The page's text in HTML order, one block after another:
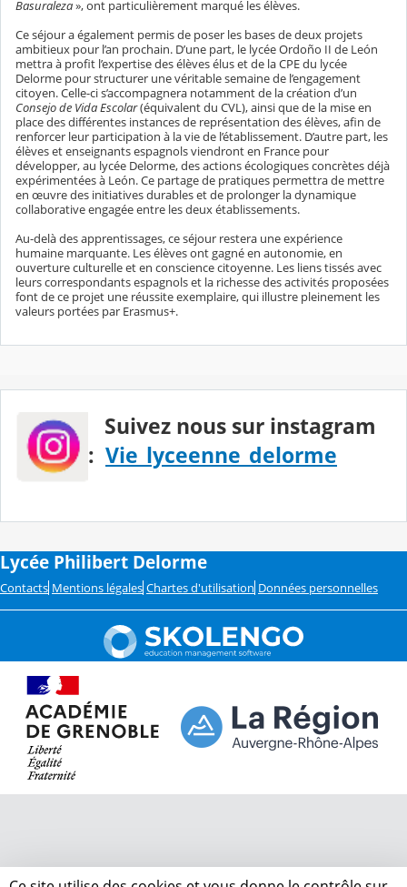
Basuraleza», ont particulièrement marqué les élèves.
Ce séjour a également permis de poser les bases de deux projets
ambitieux pour l’an prochain. D’une part, le lycée Ordoño II de León
mettra à profit l’expertise des élèves élus et de la CPE du lycée
Delorme pour structurer une véritable semaine de l’engagement
citoyen. Celle-ci s’accompagnera notamment de la création d’un
Consejo de Vida Escolar(équivalent du CVL), ainsi que de la mise en
place des différentes instances de représentation des élèves, afin de
renforcer leur participation à la vie de l’établissement. D’autre part, les
élèves et enseignants espagnols viendront en France pour
développer, au lycée Delorme, des actions écologiques concrètes déjà
expérimentées à León. Ce partage de pratiques permettra de mettre
en œuvre des initiatives durables et de prolonger la dynamique
collaborative engagée entre les deux établissements.
Au-delà des apprentissages, ce séjour restera une expérience
humaine marquante. Les élèves ont gagné en autonomie, en
ouverture culturelle et en conscience citoyenne. Les liens tissés avec
leurs correspondants espagnols et la richesse des activités proposées
font de ce projet une réussite exemplaire, qui illustre pleinement les
valeurs portées par Erasmus+.
Suivez nous sur instagram
: Vie_lyceenne_delorme
Lycée Philibert Delorme
Contacts Mentions légales Chartes d'utilisation Données personnelles